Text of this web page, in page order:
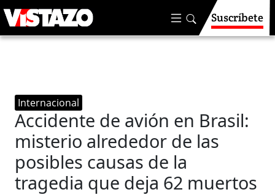
Suscríbete
Internacional
Accidente de avión en Brasil:
misterio alrededor de las
posibles causas de la
tragedia que deja 62 muertos